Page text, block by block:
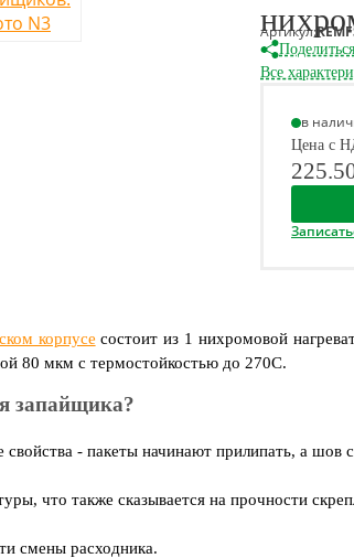
Артикул:
Поделиться
Все
в
Цена с
корпусе состоит из 1 нихромовой
80 мкм с термостойкостью до 270С.
запайщика?
- пакеты начинают прилипать, а шов
что также сказывается на прочности
смены расходника.